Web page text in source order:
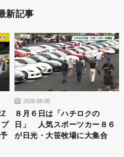
新記事
2026.08.08
８月６日は「ハチロクの
日」 人気スポーツカー８６
が日光・大笹牧場に大集合